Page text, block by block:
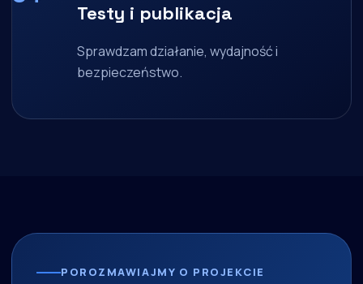
Testy i publikacja
Sprawdzam działanie, wydajność i
bezpieczeństwo.
POROZMAWIAJMY O PROJEKCIE